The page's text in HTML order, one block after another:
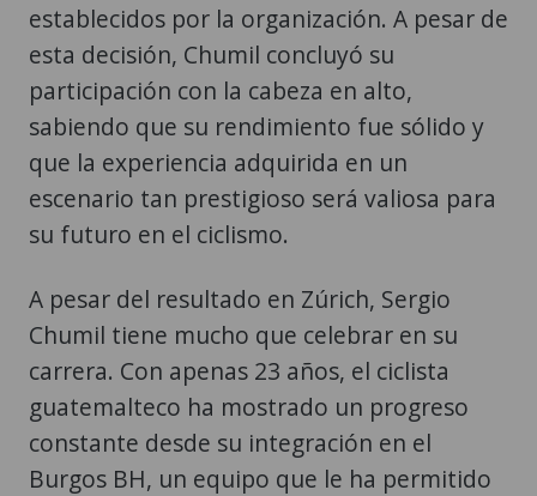
establecidos por la organización. A pesar de
esta decisión, Chumil concluyó su
participación con la cabeza en alto,
sabiendo que su rendimiento fue sólido y
que la experiencia adquirida en un
escenario tan prestigioso será valiosa para
su futuro en el ciclismo.
A pesar del resultado en Zúrich, Sergio
Chumil tiene mucho que celebrar en su
carrera. Con apenas 23 años, el ciclista
guatemalteco ha mostrado un progreso
constante desde su integración en el
Burgos BH, un equipo que le ha permitido